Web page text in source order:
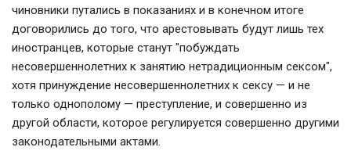
чиновники путались в показаниях и в конечном итоге
договорились до того, что арестовывать будут лишь тех
иностранцев, которые станут "побуждать
несовершеннолетних к занятию нетрадиционным сексом",
хотя принуждение несовершеннолетних к сексу — и не
только однополому — преступление, и совершенно из
другой области, которое регулируется совершенно другими
законодательными актами.